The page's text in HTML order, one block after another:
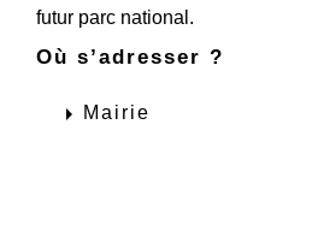
futur parc national.
Où s’adresser ?
arrow_right Mairie